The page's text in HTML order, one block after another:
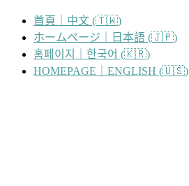
首頁｜中文 (🇹🇼)
ホームページ｜日本語 (🇯🇵)
홈페이지｜한국어 (🇰🇷)
HOMEPAGE｜ENGLISH (🇺🇸)